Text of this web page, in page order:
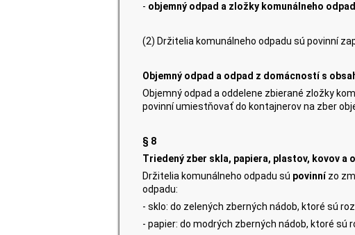
- objemný odpad a zložky komunálneho
(2) Držitelia komunálneho odpadu sú povinní
Objemný odpad a odpad z domácností s
Objemný odpad a oddelene zbierané zložky
povinní umiestňovať do kontajnerov na zber
§ 8
Triedený zber skla, papiera, plastov, kovov a
Držitelia komunálneho odpadu sú povinnízo
odpadu:
- sklo: do zelených zberných nádob, ktoré sú
- papier: do modrých zberných nádob, ktoré